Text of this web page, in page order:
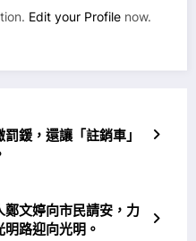
Edit your Profile now.
鍰，還讓「註銷車」
文婷向市民請安，力
路迎向光明。